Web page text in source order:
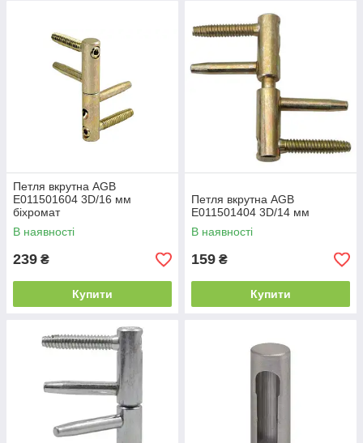
Петля вкрутна AGB
E011501604 3D/16 мм
біхромат
В наявності
239 ₴
Купити
Петля вкрутна AGB
E011501404 3D/14 мм
В наявності
159 ₴
Купити